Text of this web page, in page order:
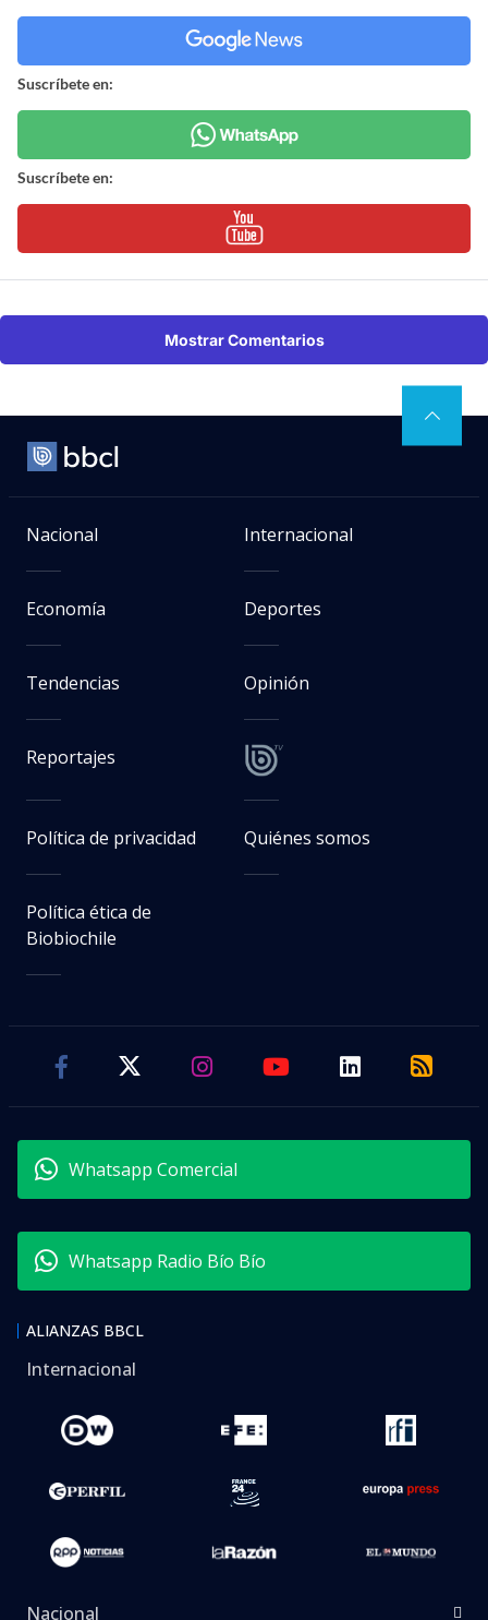
Suscríbete en:
Suscríbete en:
Mostrar Comentarios
Nacional Internacional
Economía Deportes
Tendencias Opinión
Reportajes
Política de privacidad Quiénes somos
Política ética de
Biobiochile
Whatsapp Comercial
Whatsapp Radio Bío Bío
ALIANZAS BBCL
Internacional
Nacional